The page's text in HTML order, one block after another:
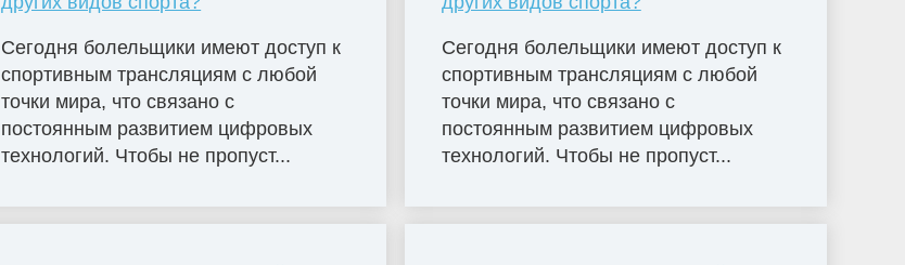
Сегодня болельщики имеют доступ к
спортивным трансляциям с любой
точки мира, что связано с
постоянным развитием цифровых
технологий. Чтобы не пропуст...
Сегодня болельщики имеют доступ к
спортивным трансляциям с любой
точки мира, что связано с
постоянным развитием цифровых
технологий. Чтобы не пропуст...